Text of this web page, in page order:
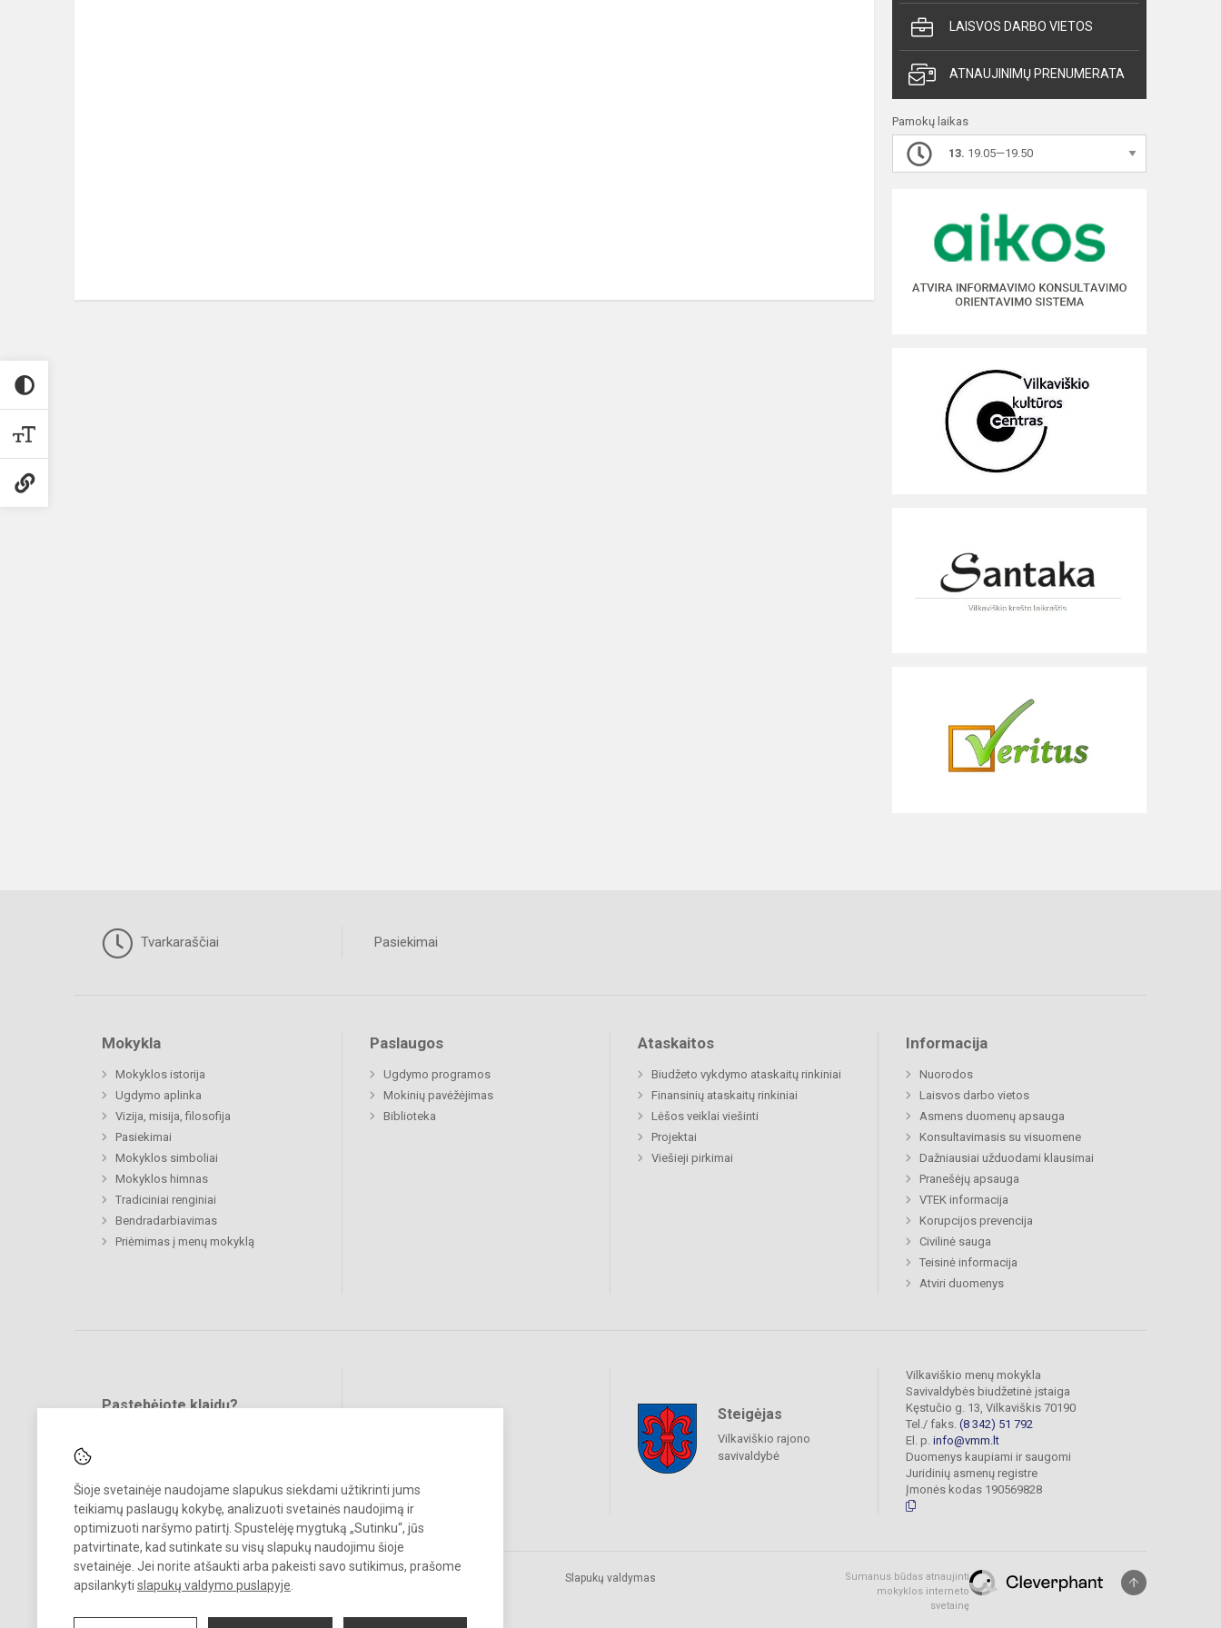
Šioje svetainėje naudojame slapukus siekdami užtikrinti jums
teikiamų paslaugų kokybę, analizuoti svetainės naudojimą ir
optimizuoti naršymo patirtį. Spustelėję mygtuką „Sutinku“, jūs
patvirtinate, kad sutinkate su visų slapukų naudojimu šioje
svetainėje. Jei norite atšaukti arba pakeisti savo sutikimus, prašome
apsilankyti slapukų valdymo puslapyje
LAISVOS DARBO VIETOS
ATNAUJINIMŲ PRENUMERATA
Pamokų laikas
13. 19.05—19.50
Tvarkaraščiai Pasiekimai
Mokykla
Mokyklos istorija
Ugdymo aplinka
Vizija, misija, filosofija
Pasiekimai
Mokyklos simboliai
Mokyklos himnas
Tradiciniai renginiai
Bendradarbiavimas
Priėmimas į menų mokyklą
Paslaugos
Ugdymo programos
Mokinių pavėžėjimas
Biblioteka
Ataskaitos
Biudžeto vykdymo ataskaitų rinkiniai
Finansinių ataskaitų rinkiniai
Lėšos veiklai viešinti
Projektai
Viešieji pirkimai
Informacija
Nuorodos
Laisvos darbo vietos
Asmens duomenų apsauga
Konsultavimasis su visuomene
Dažniausiai užduodami klausimai
Pranešėjų apsauga
VTEK informacija
Korupcijos prevencija
Civilinė sauga
Teisinė informacija
Atviri duomenys
Pastebėjote klaidų?
Steigėjas
Vilkaviškio rajono
savivaldybė
Vilkaviškio menų mokykla
Savivaldybės biudžetinė įstaiga
Kęstučio g. 13, Vilkaviškis 70190
Tel./ faks. (8 342) 51 792
El. p. info@vmm.lt
Duomenys kaupiami ir saugomi
Juridinių asmenų registre
Įmonės kodas 190569828
© 2023. Vilkaviškio menų mokykla. Visos teisės saugomos.
Kopijuoti turinį be raštiško įstaigos administracijos sutikimo griežtai
Slapukų valdymas
Sumanus būdas atnaujinti
mokyklos interneto
svetainę